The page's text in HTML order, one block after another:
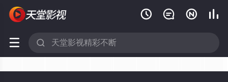
   
 